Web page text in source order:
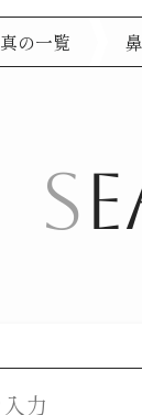
の一覧
S